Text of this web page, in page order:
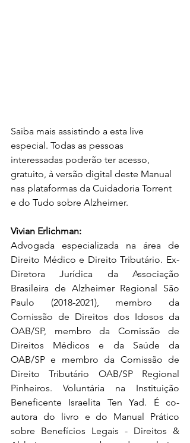
Saiba mais assistindo a esta live
especial. Todas as pessoas
interessadas poderão ter acesso,
gratuito, à versão digital deste Manual
nas plataformas da Cuidadoria Torrent
e do Tudo sobre Alzheimer.
Vivian Erlichman:
Advogada especializada na área de
Direito Médico e Direito Tributário. Ex-
Diretora Jurídica da Associação
Brasileira de Alzheimer Regional São
Paulo (2018-2021), membro da
Comissão de Direitos dos Idosos da
OAB/SP, membro da Comissão de
Direitos Médicos e da Saúde da
OAB/SP e membro da Comissão de
Direito Tributário OAB/SP Regional
Pinheiros. Voluntária na Instituição
Beneficente Israelita Ten Yad. É co-
autora do livro e do Manual Prático
sobre Benefícios Legais - Direitos &